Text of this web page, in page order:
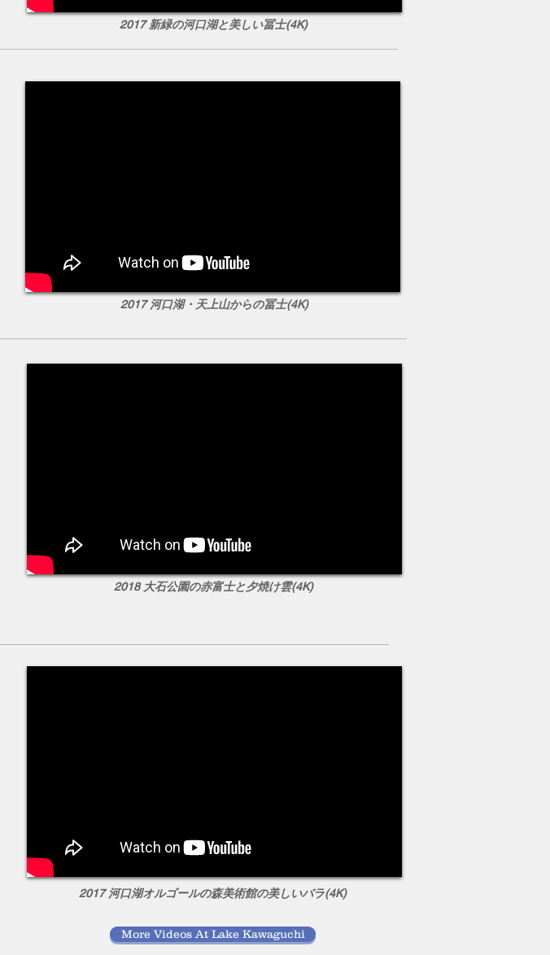
2017 新緑の河口湖と美しい冨士(4K)
2017 河口湖・天上山からの冨士(4K)
2018 大石公園の赤富士と夕焼け雲(4K)
More Videos At Lake Kawaguchi
2017 河口湖オルゴールの森美術館の美しいバラ(4K)